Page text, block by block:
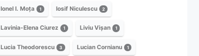
Ionel I. Moța 1 Iosif Niculescu 2
Lavinia-Elena Ciurez 1 Liviu Vișan 1
Lucia Theodorescu 3 Lucian Cornianu 1